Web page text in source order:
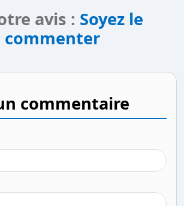
avis : Soyez le
commenter
commentaire